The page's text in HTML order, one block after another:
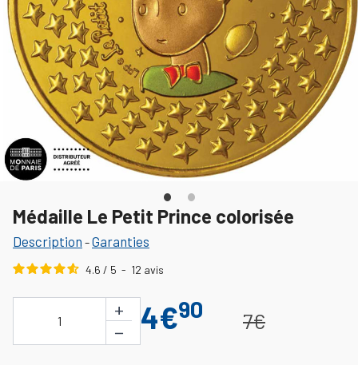
Médaille Le Petit Prince colorisée
Description -Garanties
4.6 / 5 - 12 avis
1
+
−
4€90 7€